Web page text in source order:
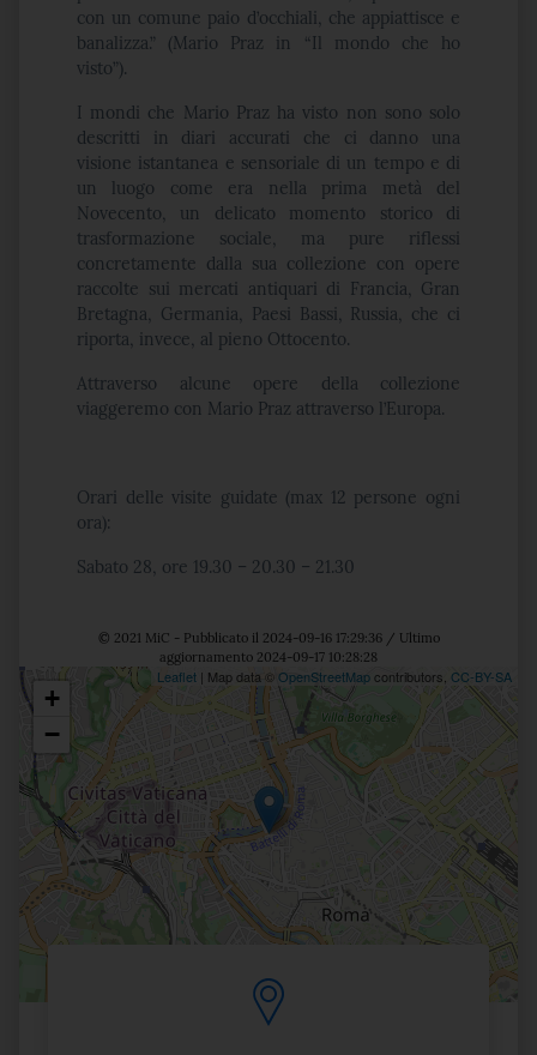
con un comune paio d’occhiali, che appiattisce e
banalizza.” (Mario Praz in “Il mondo che ho
visto”).
I mondi che Mario Praz ha visto non sono solo
descritti in diari accurati che ci danno una
visione istantanea e sensoriale di un tempo e di
un luogo come era nella prima metà del
Novecento, un delicato momento storico di
trasformazione sociale, ma pure riflessi
concretamente dalla sua collezione con opere
raccolte sui mercati antiquari di Francia, Gran
Bretagna, Germania, Paesi Bassi, Russia, che ci
riporta, invece, al pieno Ottocento.
Attraverso alcune opere della collezione
viaggeremo con Mario Praz attraverso l’Europa.
Orari delle visite guidate (max 12 persone ogni
ora):
Sabato 28, ore 19.30 – 20.30 – 21.30
© 2021 MiC - Pubblicato il 2024-09-16 17:29:36 / Ultimo
aggiornamento 2024-09-17 10:28:28
Posizione
+
−
Leaflet | Map data ©OpenStreetMapcontributors, CC-BY-SA